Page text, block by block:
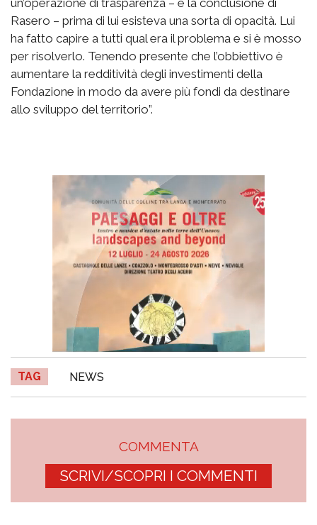
Rasero – prima di lui esisteva una sorta di opacità. Lui
ha fatto capire a tutti qual era il problema e si è mosso
per risolverlo. Tenendo presente che l’obbiettivo è
aumentare la redditività degli investimenti della
Fondazione in modo da avere più fondi da destinare
allo sviluppo del territorio”.
TAG NEWS
COMMENTA
SCRIVI/SCOPRI I COMMENTI